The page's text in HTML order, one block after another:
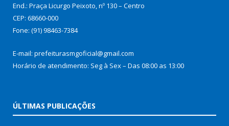
End.: Praça Licurgo Peixoto, nº 130 – Centro
CEP: 68660-000
Fone: (91) 98463-7384
E-mail: prefeiturasmgoficial@gmail.com
Horário de atendimento: Seg à Sex – Das 08:00 as 13:00
ÚLTIMAS PUBLICAÇÕES